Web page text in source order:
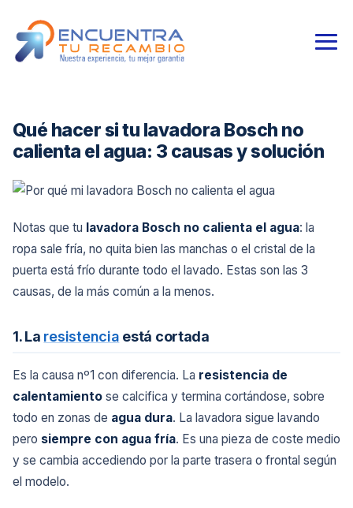
Qué hacer si tu lavadora Bosch no
calienta el agua: 3 causas y solución
Notas que tu lavadora Bosch no calienta el agua: la
ropa sale fría, no quita bien las manchas o el cristal de la
puerta está frío durante todo el lavado. Estas son las 3
causas, de la más común a la menos.
1. La resistencia está cortada
Es la causa nº1 con diferencia. La resistencia de
calentamiento se calcifica y termina cortándose, sobre
todo en zonas de agua dura. La lavadora sigue lavando
pero siempre con agua fría. Es una pieza de coste medio
y se cambia accediendo por la parte trasera o frontal según
el modelo.